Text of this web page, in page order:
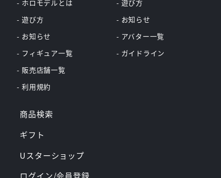
- ホロモデルとは
- 遊び方
- お知らせ
- フィギュア一覧
- 販売店舗一覧
- 利用規約
- 遊び方
- お知らせ
- アバター一覧
- ガイドライン
商品検索
ギフト
Uスターショップ